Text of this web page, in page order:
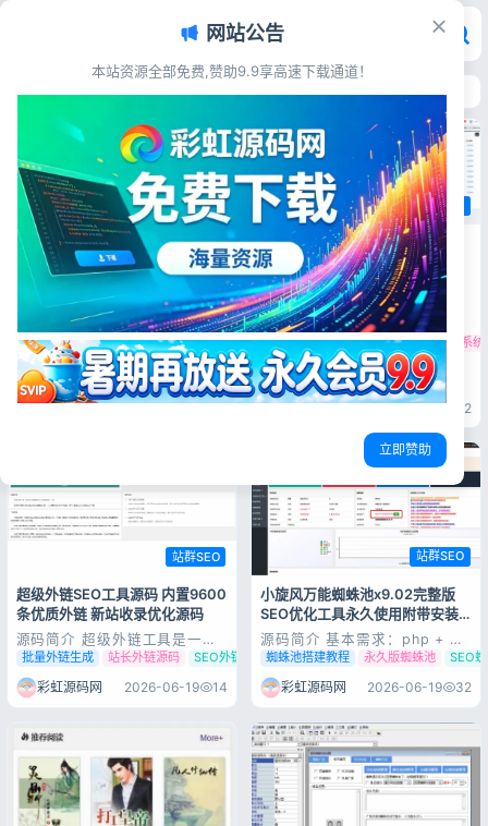
首页>源码资源>站群SEO
站群SEO
关键词SEO下拉框与相关搜索优
化系统 按天扣费全套开源源码
源码简介 关键词SEO相关搜索/
下拉框/优化系统/按天扣费系统
全开源 系统支持关键词相关搜
索、下拉框优化点击搜索 支持
SEO按天扣费系统 全开源SEO工具 排名计费源码
彩虹源码网 2026-06-19 13
站群SEO
SEO按天扣费系统源码 关键词排
名自动计费查询系统 带完整搭建
教程
源码简介 这也是一个伤心的源
码，真实花钱买的，当时看到某
站有我喜欢的东西，然后用这个
系统想换个会员 然后你懂得被
白嫖了，真是MMD的呢，搞得
现在都是泛滥货了，伤心~~~
以前的网盘还有好多花钱买的东
西，可惜现在都对不上号了，也
SEO代理管理源码 关键词排名查询系统
彩虹源码网 2026-06-19 22
站群SEO
超级外链SEO工具源码 内置9600
条优质外链 新站收录优化源码
源码简介 超级外链工具是一个
在线为网站自动建设外链的站长
工具，界面偏向清爽风格，大气
简洁，还带有进度条，目前整合
了9600多条外链网址，你可自
行添加或删减。 此类外链工具
只是辅助工具，一般适用于短时
间内...
批量外链生成 站长外链源码 SEO外链工具
彩虹源码网 2026-06-19 14
站群SEO
小旋风万能蜘蛛池x9.02完整版
SEO优化工具永久使用附带安装
教程
源码简介 基本需求：php + 伪
静态（必须）系统:
Windows/linux 配置：
iis/apache/Nginx PHP: 5.3 –
7.2 蜘蛛池x9版的更新:添加泛
前缀调用对应城市名称，实现城
市站群...
蜘蛛池搭建教程 永久版蜘蛛池 SEO
彩虹源码网 2026-06-19 32
网站公告
本站资源全部免费,赞助9.9享高速下载通道！
立即赞助